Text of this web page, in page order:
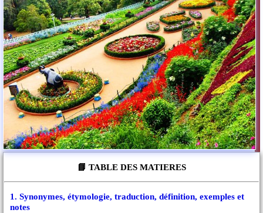
📘 TABLE DES MATIERES
1. Synonymes, étymologie, traduction, définition, exemples et
notes